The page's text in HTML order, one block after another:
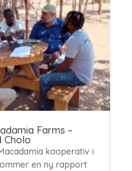
Farms –
Cholo
kooperativ i
en ny rapport